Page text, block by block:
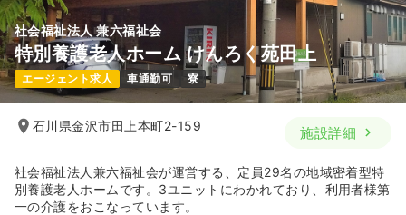
社会福祉法人 兼六福祉会
特別養護老人ホーム けんろく苑田上
エージェント求人 車通勤可 寮
石川県金沢市田上本町2-159 施設詳細
社会福祉法人兼六福祉会が運営する、定員29名の地域密着型特
別養護老人ホームです。3ユニットにわかれており、利用者様第
一の介護をおこなっています。